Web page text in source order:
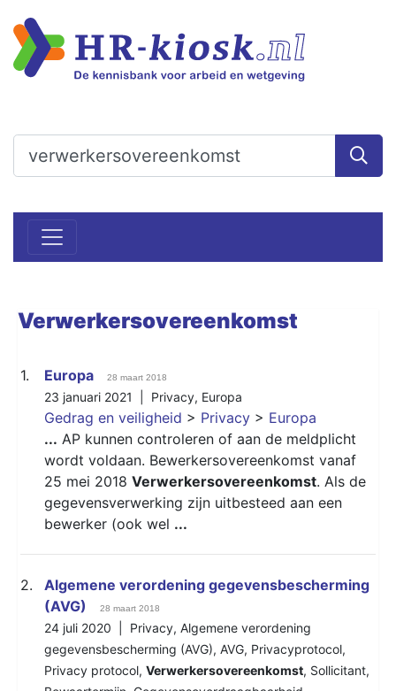
Verwerkersovereenkomst
1. Europa 28 maart 2018
23 januari 2021 | Privacy, Europa
Gedrag en veiligheid > Privacy > Europa
... AP kunnen controleren of aan de meldplicht
wordt voldaan. Bewerkersovereenkomst vanaf
25 mei 2018 Verwerkersovereenkomst. Als de
gegevensverwerking zijn uitbesteed aan een
bewerker (ook wel ...
2.
Algemene verordening gegevensbescherming
(AVG)
28 maart 2018
24 juli 2020 | Privacy, Algemene verordening
gegevensbescherming (AVG), AVG, Privacyprotocol,
Privacy protocol, Verwerkersovereenkomst, Sollicitant,